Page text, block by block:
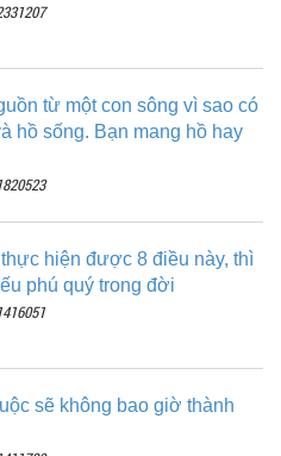
từ một con sông vì sao có
hồ sống. Bạn mang hồ hay
hiện được 8 điều này, thì
phú quý trong đời
sẽ không bao giờ thành